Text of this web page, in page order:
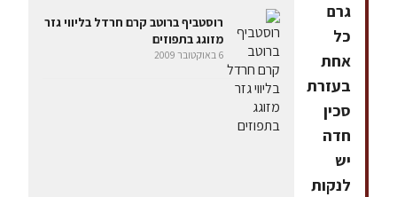
גרם
כל
אחת
בעזרת
סכין
חדה
יש
לנקות
רוסטביף ברוטב קרם חרדל בליווי גזר
מזוגג בתפוזים
6 באוקטובר 2009